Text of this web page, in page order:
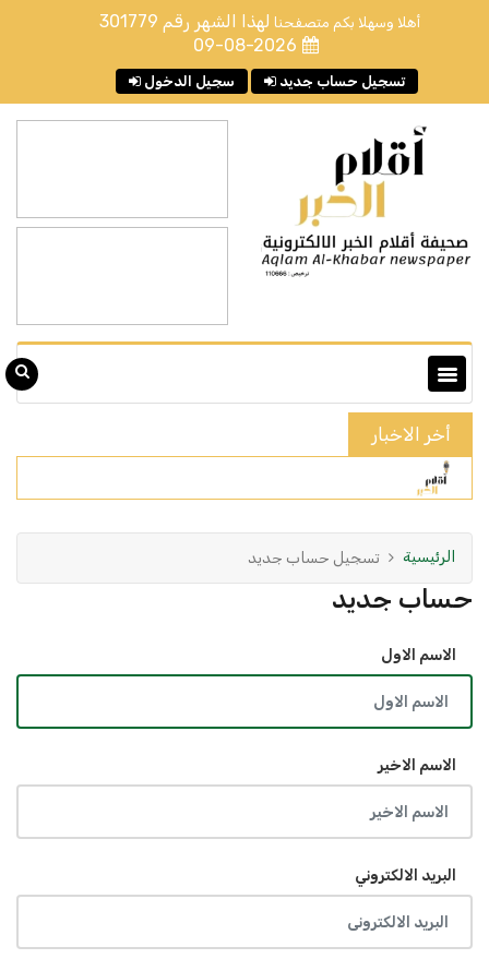
أهلا وسهلا بكم متصفحنا لهذا الشهر رقم 301779
09-08-2026
سجيل الدخول تسجيل حساب جديد
أخر الاخبار
الرئيسية تسجيل حساب جديد
حساب جديد
الاسم الاول
الاسم الاخير
البريد الالكتروني